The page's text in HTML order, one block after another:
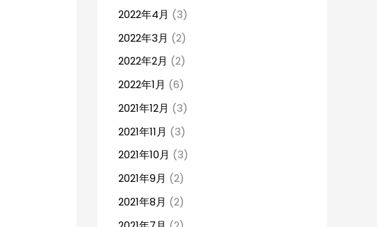
2022年4月 (3)
2022年3月 (2)
2022年2月 (2)
2022年1月 (6)
2021年12月 (3)
2021年11月 (3)
2021年10月 (3)
2021年9月 (2)
2021年8月 (2)